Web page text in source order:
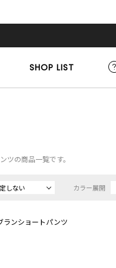
SHOP LIST
ツの商品一覧です。
しない カラー展開